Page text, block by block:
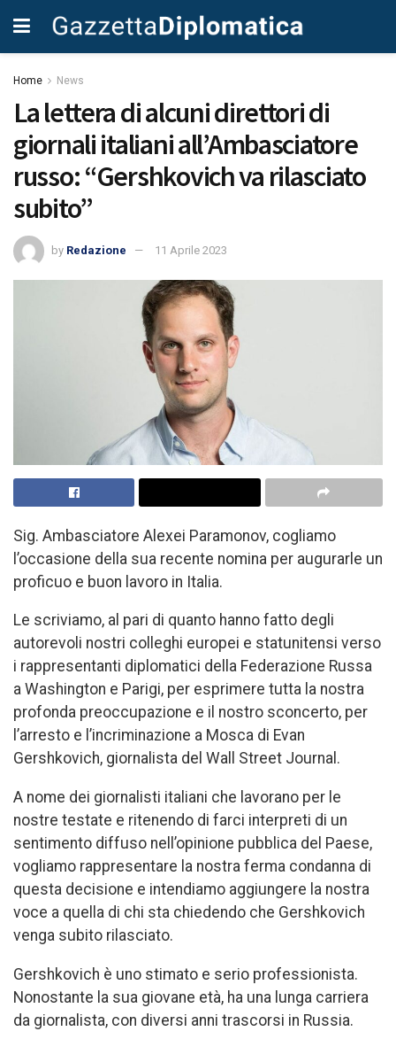
Home News
La lettera di alcuni direttori di
giornali italiani all’Ambasciatore
russo: “Gershkovich va rilasciato
subito”
by Redazione 11 Aprile 2023
Sig. Ambasciatore Alexei Paramonov, cogliamo
l’occasione della sua recente nomina per augurarle un
proficuo e buon lavoro in Italia.
Le scriviamo, al pari di quanto hanno fatto degli
autorevoli nostri colleghi europei e statunitensi verso
i rappresentanti diplomatici della Federazione Russa
a Washington e Parigi, per esprimere tutta la nostra
profonda preoccupazione e il nostro sconcerto, per
l’arresto e l’incriminazione a Mosca di Evan
Gershkovich, giornalista del Wall Street Journal.
A nome dei giornalisti italiani che lavorano per le
nostre testate e ritenendo di farci interpreti di un
sentimento diffuso nell’opinione pubblica del Paese,
vogliamo rappresentare la nostra ferma condanna di
questa decisione e intendiamo aggiungere la nostra
voce a quella di chi sta chiedendo che Gershkovich
venga subito rilasciato.
Gershkovich è uno stimato e serio professionista.
Nonostante la sua giovane età, ha una lunga carriera
da giornalista, con diversi anni trascorsi in Russia.